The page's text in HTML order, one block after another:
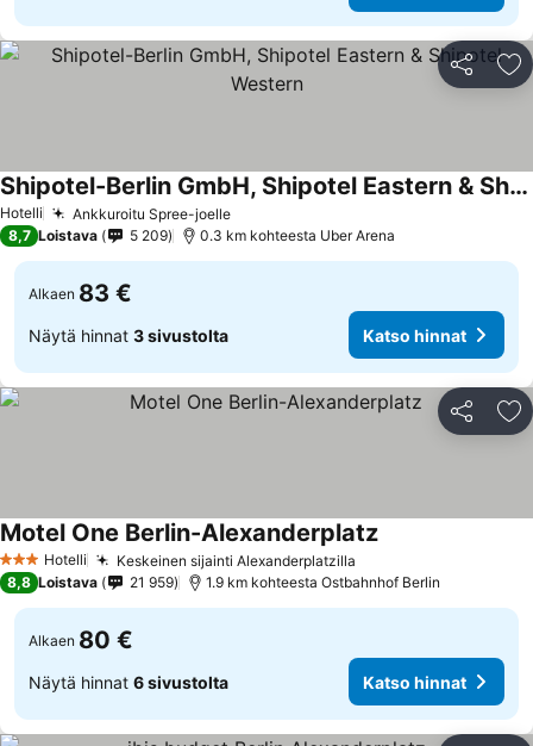
Jaa
Hotelli Ankkuroitu Spree-joelle
Shipotel-Berlin GmbH, Shipotel Eastern & Shipotel Western
8,7 Loistava 5 209 0.3 km kohteesta Uber Arena
Alkaen 83 €
Näytä hinnat 3 sivustolta Katso hinnat
Jaa
3 Tähtiluokitus
Hotelli Keskeinen sijainti Alexanderplatzilla
Motel One Berlin-Alexanderplatz
8,8 Loistava 21 959 1.9 km kohteesta Ostbahnhof Berlin
Alkaen 80 €
Näytä hinnat 6 sivustolta Katso hinnat